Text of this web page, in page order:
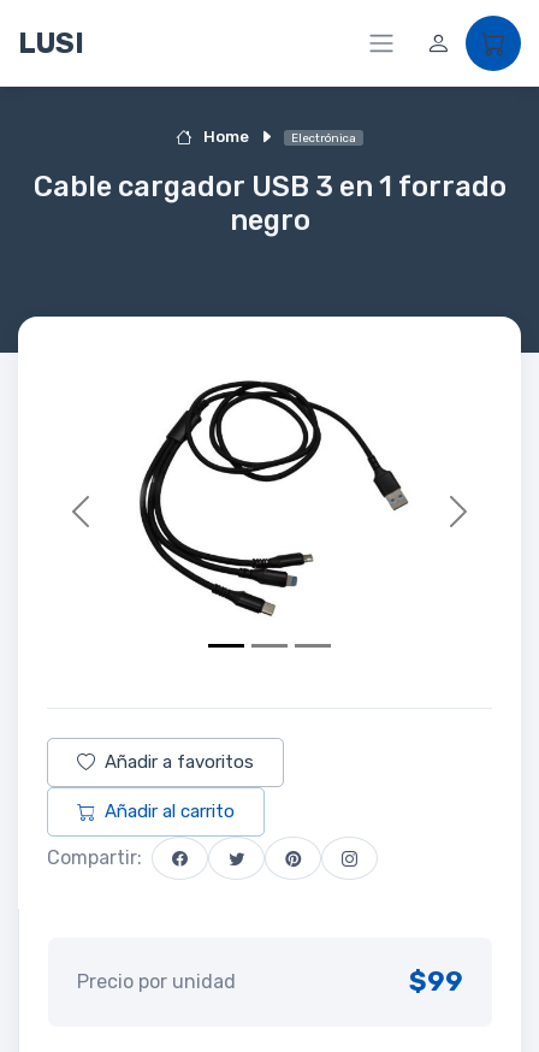
LUSI
Home Electrónica
Cable cargador USB 3 en 1 forrado
negro
Previous Next
Añadir a favoritos
Añadir al carrito
Compartir:
Precio por unidad $99